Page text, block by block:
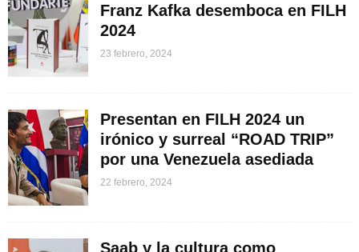
Franz Kafka desemboca en FILH
2024
23 febrero, 2024
Presentan en FILH 2024 un
irónico y surreal “ROAD TRIP”
por una Venezuela asediada
22 febrero, 2024
Saab y la cultura como